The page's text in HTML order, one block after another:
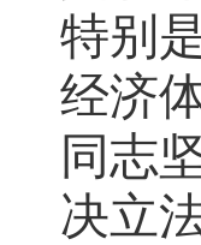
特别
经济
同志
决立